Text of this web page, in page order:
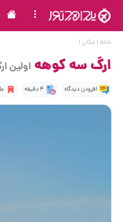
خانه | مکان |
ارگ سه کوهه اولین
افزودن دیدگاه 4 دقیقه